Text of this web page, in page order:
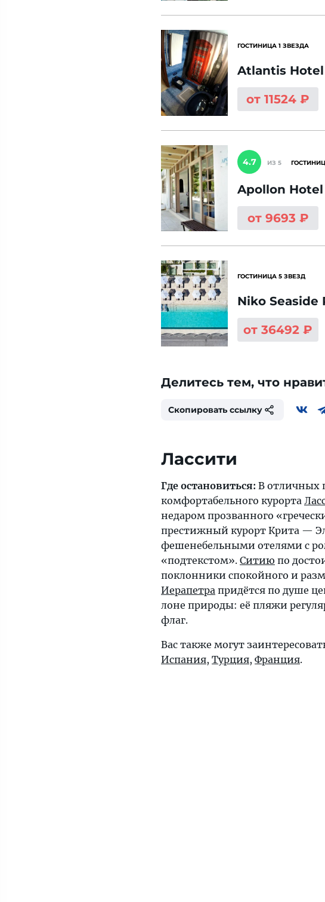
ГОСТИНИЦА 1 ЗВЕЗДА
Atlantis Hotel
от 11524 ₽
4.7 ИЗ 5
Apollon Hotel
от 9693 ₽
ГОСТИНИЦА 5 ЗВЕЗД
Niko Seaside
от 36492 ₽
Делитесь тем, что
Скопировать ссылку
Лассити
Где остановиться: В отличных
комфортабельного курорта
недаром прозванного
престижный курорт Крита —
фешенебельными отелями с
«подтекстом». Ситию по
поклонники спокойного и
Иерапетра придётся по душе
лоне природы: её пляжи
флаг.
Вас также могут
Испания, Турция, Франция.